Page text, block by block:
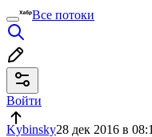
Все потоки
Войти
Kybinsky28 дек 2016 в